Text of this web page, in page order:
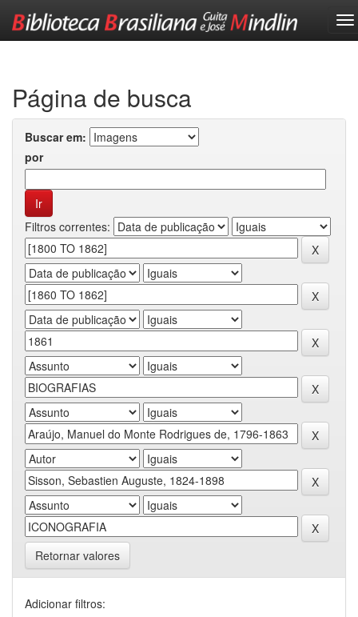
Página de busca
Buscar em:
por
Filtros correntes:
Retornar valores
Adicionar filtros: